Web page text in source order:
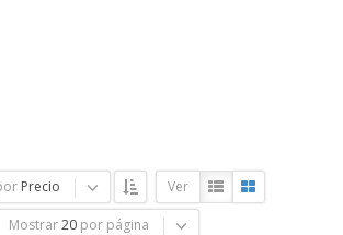
Precio Ver
Mostrar 20 por página